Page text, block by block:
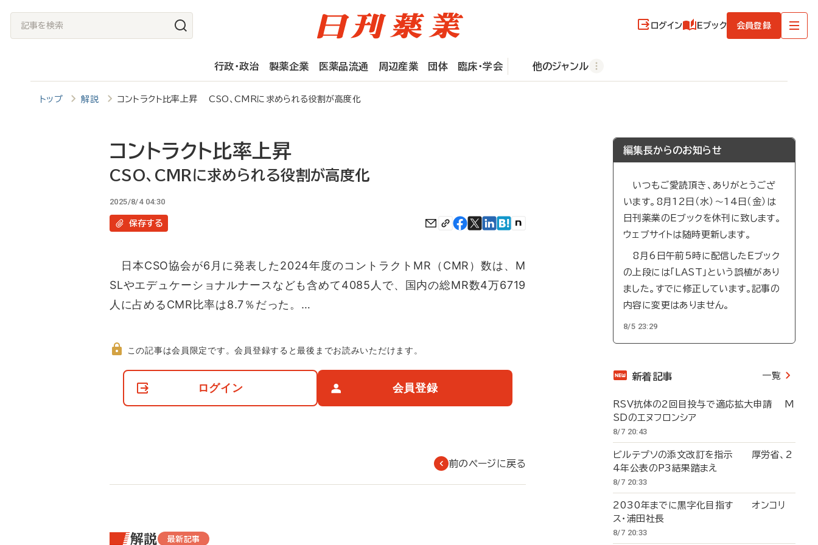
記
事
ログイン Eブック 会員登録
行政・政治 製薬企業 医薬品流通 周辺産業 団体 臨床・学会 他のジャンル
トップ 解説 コントラクト比率上昇 CSO、CMRに求められる役割が高度化
コントラクト比率上昇
CSO、CMRに求められる役割が高度化
2025/8/4 04:30
保存する
日本CSO協会が6月に発表した2024年度のコントラクトMR（CMR）数は、M
SLやエデュケーショナルナースなども含めて4085人で、国内の総MR数4万6719
人に占めるCMR比率は8.7％だった。…
て
この記事は会員限定です。会員登録すると最後までお読みいただけます。
ログイン 会員登録
前のページに戻る
解説 最新記事
編集長からのお知らせ
いつもご愛読頂き、ありがとうござ
います。8月12日（水）～14日（金）は
日刊薬業のEブックを休刊に致します。
ウェブサイトは随時更新します。
8月6日午前5時に配信したEブック
の上段には「LAST」という誤植があり
ました。すでに修正しています。記事の
内容に変更はありません。
8/5 23:29
新着記事 一覧
RSV抗体の2回目投与で適応拡大申請 M
SDのエヌフロンシア
8/7 20:43
ビルテプソの添文改訂を指示 厚労省、2
4年公表のP3結果踏まえ
8/7 20:33
2030年までに黒字化目指す オンコリ
ス・浦田社長
8/7 20:33